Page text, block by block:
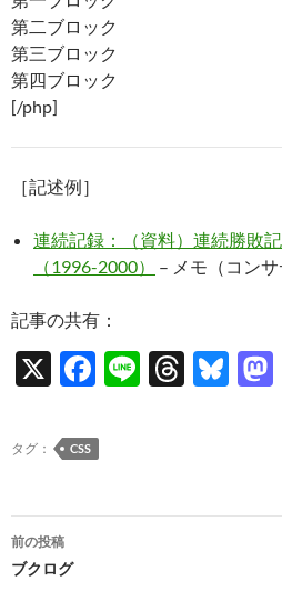
第二ブロック
第三ブロック
第四ブロック
[/php]
［記述例］
連続記録：（資料）連続勝敗
（1996-2000）
– メモ（コンサ
記事の共有：
X
F
e
b
o
Li
T
ds
Bl
y
タグ： CSS
投
稿
前の投稿
ブクログ